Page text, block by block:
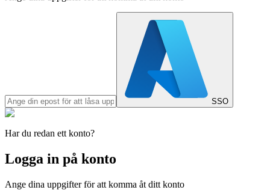
SSO
Har du redan ett konto?
Logga in på konto
Ange dina uppgifter för att komma åt ditt konto